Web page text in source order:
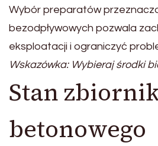
Wybór preparatów
bezodpływowych pozwala
eksploatacji i ograniczyć
Wskazówka: Wybieraj środki
Stan
betonowego